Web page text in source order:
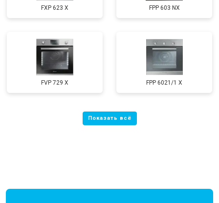
FXP 623 X FPP 603 NX
FVP 729 X FPP 6021/1 X